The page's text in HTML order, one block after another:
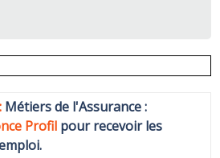
: Métiers de l'Assurance :
Profil pour recevoir les